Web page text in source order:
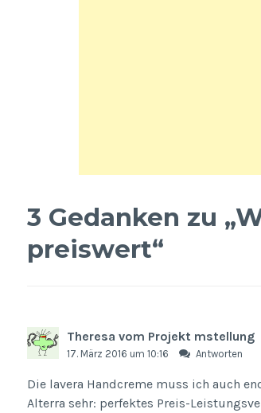
3 Gedanken zu „
preiswert“
Theresa vom Projekt mstellung
17. März 2016 um 10:16 Antworten
Die lavera Handcreme muss ich auch
Alterra sehr: perfektes Preis-